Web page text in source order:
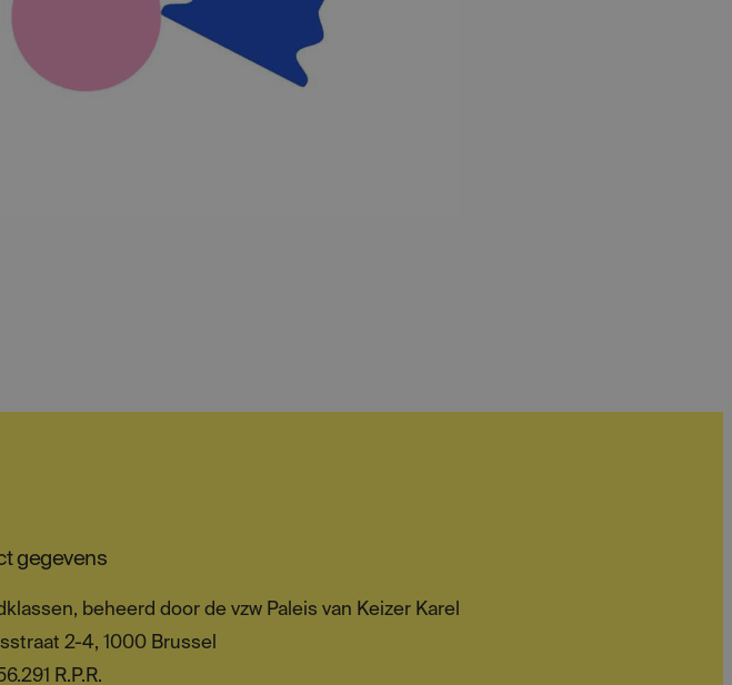
gegevens
beheerd door de vzw Paleis van Keizer Karel
2-4, 1000 Brussel
R.P.R.